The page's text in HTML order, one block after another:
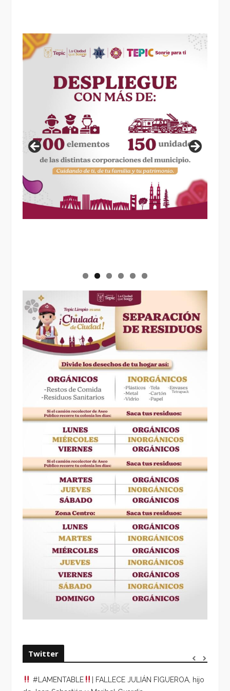
Twitter
#LAMENTABLE
| FALLECE JULIÁN FIGUEROA, hijo